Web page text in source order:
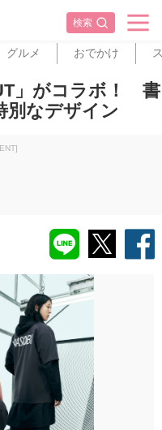
検索
グルメ おでかけ
」がコラボ！ 書
別なデザイン